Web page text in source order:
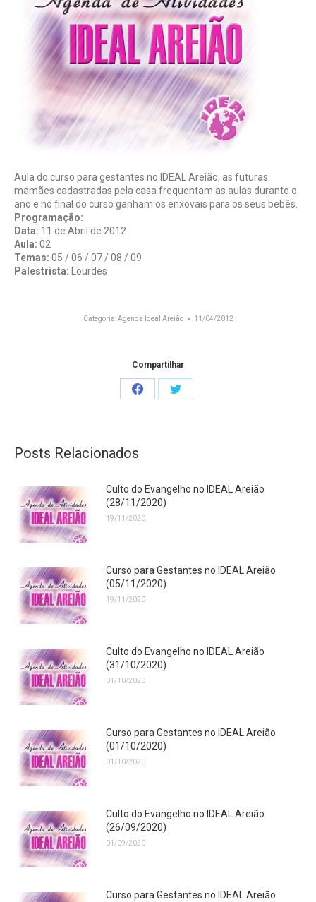
Aula do curso para gestantes no IDEAL Areião, as futuras
mamães cadastradas pela casa frequentam as aulas durante o
ano e no final do curso ganham os enxovais para os seus bebês.
Programação:
Data: 11 de Abril de 2012
Aula: 02
Temas: 05 / 06 / 07 / 08 / 09
Palestrista: Lourdes
Categoria:Agenda Ideal Areião 11/04/2012
Compartilhar
Share
Share
Posts Relacionados
Culto do Evangelho no IDEAL Areião
(28/11/2020)
19/11/2020
Curso para Gestantes no IDEAL Areião
(05/11/2020)
19/11/2020
Culto do Evangelho no IDEAL Areião
(31/10/2020)
01/10/2020
Curso para Gestantes no IDEAL Areião
(01/10/2020)
01/10/2020
Culto do Evangelho no IDEAL Areião
(26/09/2020)
01/09/2020
Curso para Gestantes no IDEAL Areião